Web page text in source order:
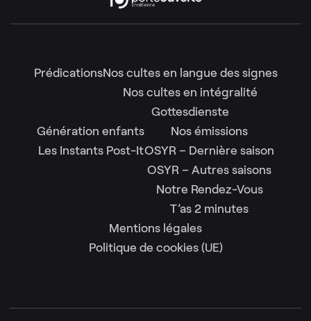
PrédicationsNos cultes en langue des signes
Nos cultes en intégralité
Gottesdienste
Génération enfants
Les Instants Post-It
Nos émissions
OSYR – Dernière saison
OSYR – Autres saisons
Notre Rendez-Vous
T’as 2 minutes
Mentions légales
Politique de cookies (UE)